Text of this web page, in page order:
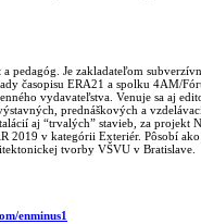
pedagóg. Je zakladateľom
časopisu ERA21 a spolku 4AM/
vydavateľstva. Venuje sa aj
prednáškových a
aj “trvalých” stavieb, za projekt
2019 v kategórii Exteriér. Pôsobí
tvorby VŠVU v Bratislave.
enminus1